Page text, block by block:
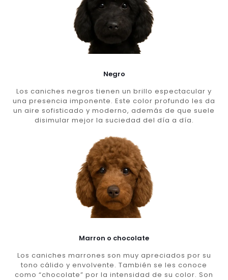
Negro
Los caniches negros tienen un brillo espectacular y
una presencia imponente. Este color profundo les da
un aire sofisticado y moderno, además de que suele
disimular mejor la suciedad del día a día.
Marron o chocolate
Los caniches marrones son muy apreciados por su
tono cálido y envolvente. También se les conoce
como “chocolate” por la intensidad de su color. Son